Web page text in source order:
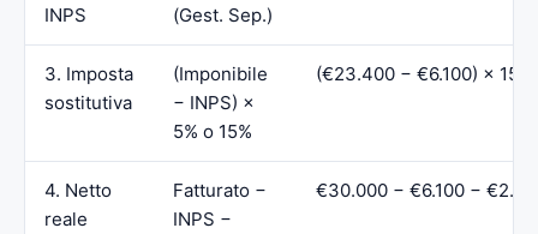
INPS
(Gest. Sep.)
3. Imposta
sostitutiva
(Imponibile
− INPS) ×
5% o 15%
(€23.400 − €6.100) ×
4. Netto
reale
Fatturato −
INPS −
€30.000 − €6.100 −